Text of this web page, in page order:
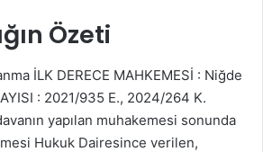
e
Özeti
İLK DERECE MAHKEMESİ : Niğde
: 2021/935 E., 2024/264 K.
yapılan muhakemesi sonunda
Hukuk Dairesince verilen,